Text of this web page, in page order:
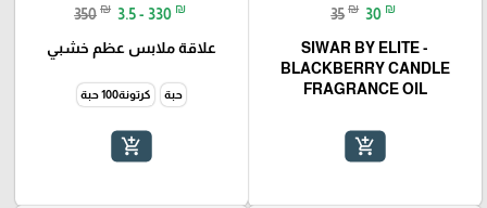
35 ₪ 30 ₪
SIWAR BY ELITE -
BLACKBERRY CANDLE
FRAGRANCE OIL
add_shopping_cart
350 ₪ 3.5 - 330 ₪
علاقة ملابس عظم خشبي
حبة كرتونة100 حبة
add_shopping_cart